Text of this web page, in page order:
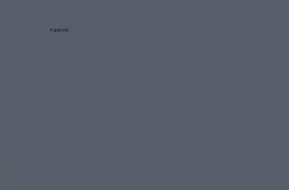
Publicité: